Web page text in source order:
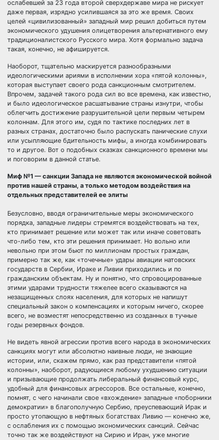
ослабевшей за 23 года второй сверхдержаве мира не рискует
даже первая, изрядно усилившаяся за это же время. Своих
целей «цивилизованный» западный мир решил добиться путем
экономического удушения олицетворения альтернативного ему
традиционалистского Русского мира. Хотя формально задача
такая, конечно, не афишируется.
Наоборот, тщательно маскируется разнообразными
идеологическими ариями в исполнении хора «пятой колонны»,
которая выступает своего рода санкционным смотрителем.
Впрочем, задачей такого рода сил во все времена, как известно,
и было идеологическое расшатывание страны изнутри, чтобы
облегчить достижение разрушительной цели первым четырем
колоннам. Для этого им, судя по тактике последних лет в
разных странах, достаточно было распускать панические слухи
или усыпляющие бдительность мифы, а иногда комбинировать
то и другое. Вот о подобных сказках санкционного времени мы
и поговорим в данной статье.
Миф №1 — санкции Запада не являются экономической войной
против нашей страны, а только методом воздействия на
отдельных представителей ее элиты
Безусловно, вводя ограничительные меры экономического
порядка, западные лидеры стремятся воздействовать на тех,
кто принимает решение или может так или иначе советовать
что-либо тем, кто эти решения принимает. Но вольно или
невольно при этом бьют по миллионам простых граждан,
примерно так же, как «точечные» удары авиации натовских
государств в Сербии, Ираке и Ливии приходились и по
гражданским объектам. Ну и понятно, что спровоцированные
этими ударами трудности тяжелее всего сказываются на
незащищенных слоях населения, для которых не напишут
специальный закон о компенсациях и которым ничего, скорее
всего, не возместят непосредственно из созданных в тучные
годы резервных фондов.
Не видеть явной агрессии против всего народа в экономических
санкциях могут или абсолютно наивные люди, не знающие
истории, или, скажем прямо, как раз представители «пятой
колонны», наоборот, радующиеся любому ухудшению ситуации
и призывающие продолжать либеральный финансовый курс,
удобный для финансовых агрессоров. Все остальные, конечно,
помнят, с чего начинали свое «вхождение» западные «поборники
демократии» в благополучную Сербию, преуспевающий Ирак и
просто утопающую в нефтяных богатствах Ливию — конечно же,
с ослабления их с помощью экономических санкций. Сейчас
точно так же воздействуют на Сирию и Иран, уже многие